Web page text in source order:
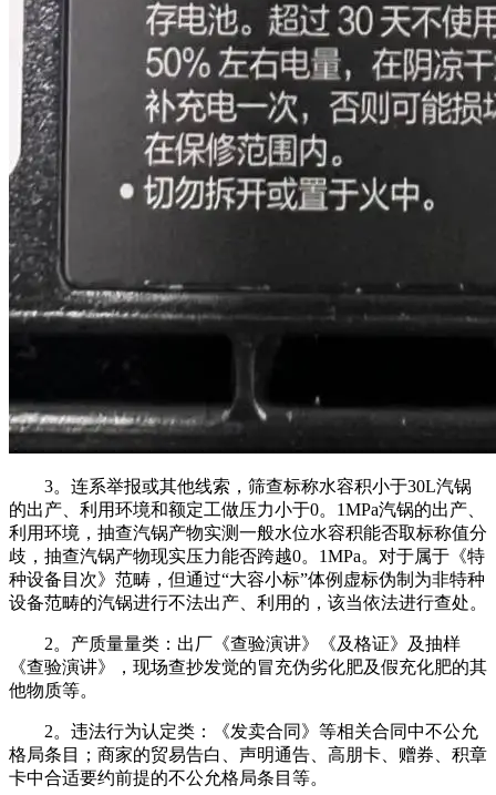
3。连系举报或其他线索，筛查标称水容积小于30L汽锅
的出产、利用环境和额定工做压力小于0。1MPa汽锅的出产、
利用环境，抽查汽锅产物实测一般水位水容积能否取标称值分
歧，抽查汽锅产物现实压力能否跨越0。1MPa。对于属于《特
种设备目次》范畴，但通过“大容小标”体例虚标伪制为非特种
设备范畴的汽锅进行不法出产、利用的，该当依法进行查处。
2。产质量量类：出厂《查验演讲》《及格证》及抽样
《查验演讲》，现场查抄发觉的冒充伪劣化肥及假充化肥的其
他物质等。
2。违法行为认定类：《发卖合同》等相关合同中不公允
格局条目；商家的贸易告白、声明通告、高朋卡、赠券、积章
卡中合适要约前提的不公允格局条目等。